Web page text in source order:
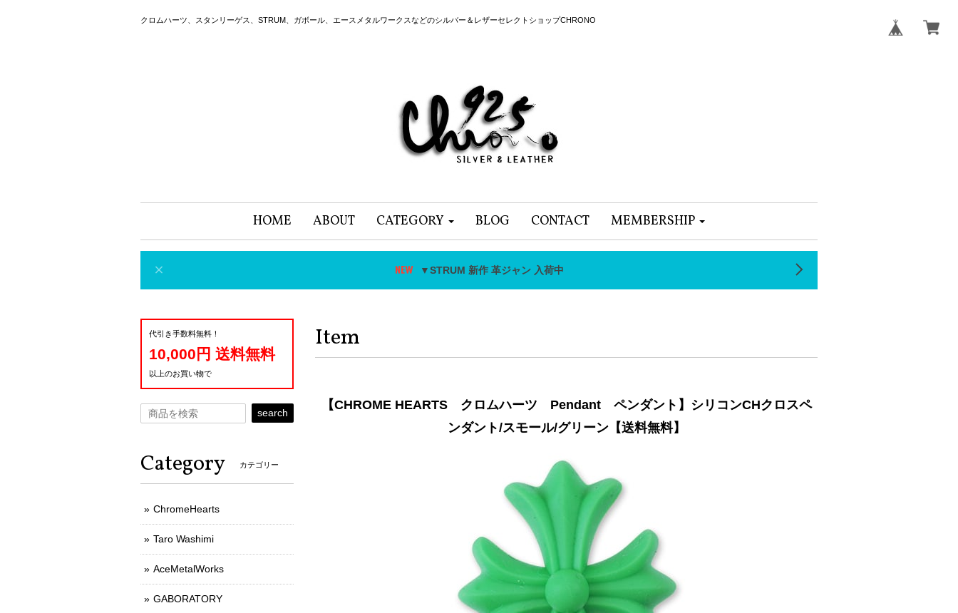
クロムハーツ、スタンリーゲス、STRUM、ガボール、エースメタルワークスなどのシルバー＆レザーセレクトショップCHRONO
HOME ABOUT CATEGORY BLOG CONTACT MEMBERSHIP
▼STRUM 新作 革ジャン 入荷中
Item
【CHROME HEARTS クロムハーツ Pendant ペンダント】シリコンCHクロスペ
ンダント/スモール/グリーン【送料無料】
代引き手数料無料！
10,000円 送料無料
以上のお買い物で
search
Category カテゴリー
ChromeHearts
Taro Washimi
AceMetalWorks
GABORATORY